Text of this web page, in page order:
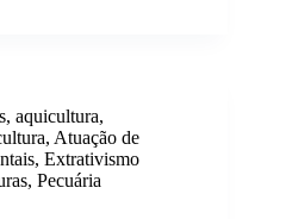
aquicultura,
, Atuação de
, Extrativismo
, Pecuária